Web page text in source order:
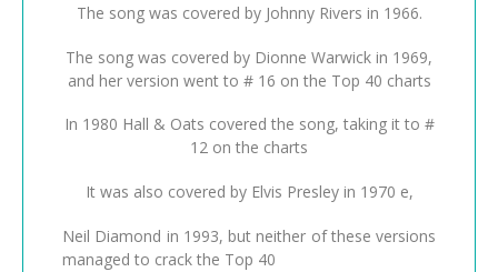
The song was covered by Johnny Rivers in 1966.
The song was covered by Dionne Warwick in 1969,
and her version went to # 16 on the Top 40 charts
In 1980 Hall & Oats covered the song, taking it to #
12 on the charts
It was also covered by Elvis Presley in 1970 e,
Neil Diamond in 1993, but neither of these versions
managed to crack the Top 40